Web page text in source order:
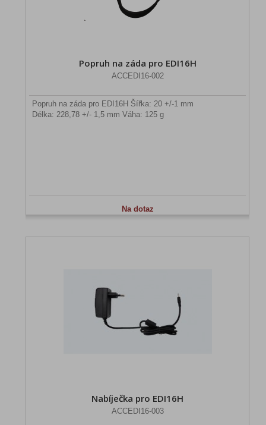
Popruh na záda pro EDI16H
ACCEDI16-002
Popruh na záda pro EDI16H Šířka: 20 +/-1 mm
Délka: 228,78 +/- 1,5 mm Váha: 125 g
Na dotaz
Nabíječka pro EDI16H
ACCEDI16-003